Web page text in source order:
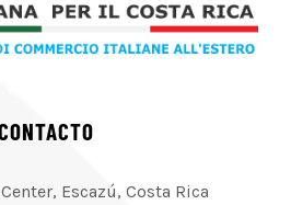
Escazú, Costa Rica